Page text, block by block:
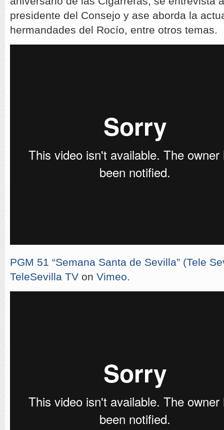
presidente del Consejo y ase aborda la
hermandades del Rocío, entre otros temas.
PGM 51 “Semana Santa de Sevilla” (Tele
TeleSevilla TV on Vimeo.